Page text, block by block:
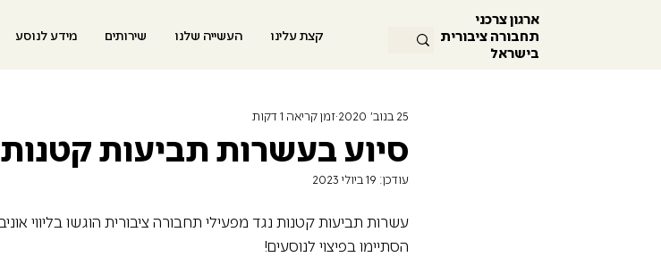
ארגון צרכני
תחבורה ציבורית
בישראל
קצת עלינו העשייה שלנו שירותים מידע לנוסע
סיוע בעשרות תביעות קטנות
25 בנוב׳ 2020 זמן קריאה 1 דקות
עודכן: 19 ביולי 2023
הסתיימו בפיצוי לנוסעים!